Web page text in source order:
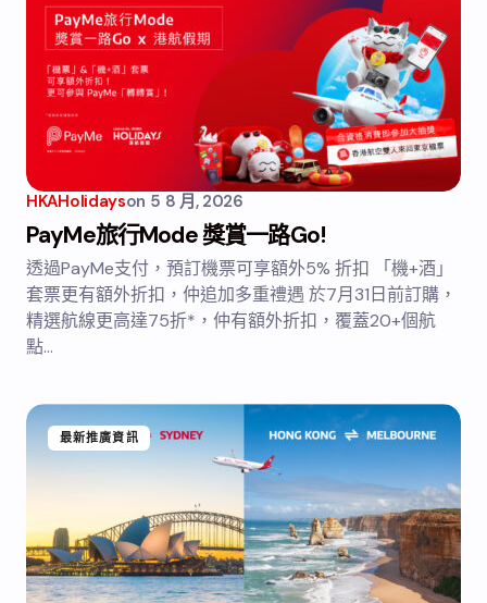
HKAHolidayson 5 8 月, 2026
PayMe旅行Mode 獎賞一路Go!
透過PayMe支付，預訂機票可享額外5% 折扣 「機+酒」
套票更有額外折扣，仲追加多重禮遇 於7月31日前訂購，
精選航線更高達75折*，仲有額外折扣，覆蓋20+個航
點…
最新推廣資訊